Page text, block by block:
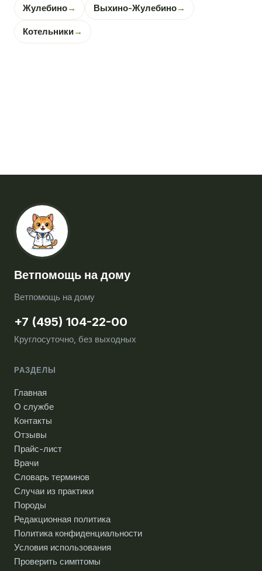
Жулебино→ Выхино-Жулебино→
Котельники→
Ветпомощь на дому
Ветпомощь на дому
+7 (495) 104-22-00
Круглосуточно, без выходных
РАЗДЕЛЫ
Главная
О службе
Контакты
Отзывы
Прайс-лист
Врачи
Словарь терминов
Случаи из практики
Породы
Редакционная политика
Политика конфиденциальности
Условия использования
Проверить симптомы